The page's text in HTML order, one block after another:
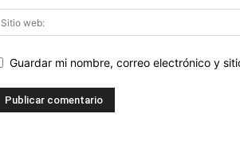
Guardar mi nombre, correo electrónico y